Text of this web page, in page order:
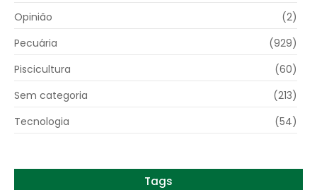
Opinião
(2)
Pecuária
(929)
Piscicultura
(60)
Sem categoria
(213)
Tecnologia
(54)
Tags